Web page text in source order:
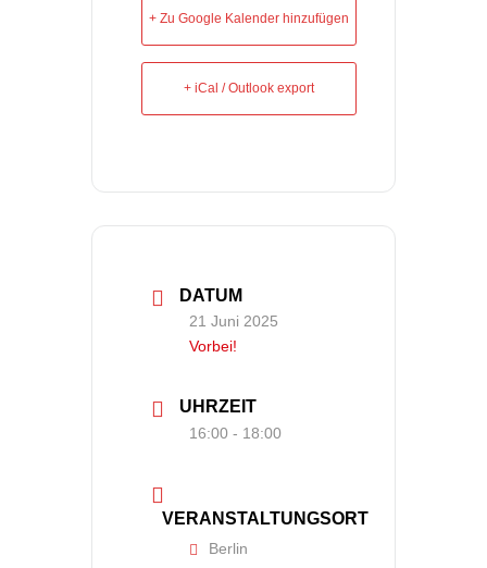
+ Zu Google Kalender hinzufügen
+ iCal / Outlook export
DATUM
21 Juni 2025
Vorbei!
UHRZEIT
16:00 - 18:00
VERANSTALTUNGSORT
Berlin